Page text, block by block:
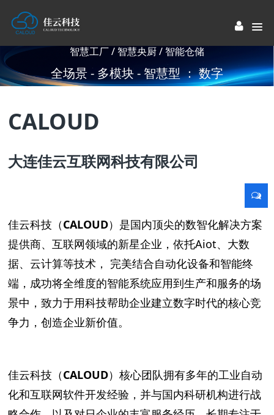
智慧工厂 / 智慧央厨 / 智能仓储
全场景 - 多模块 - 智慧型 ： 数字
CALOUD
大连佳云互联网科技有限公司
佳云科技（CALOUD）是国内顶尖的数智化解决方案
提供商、互联网领域的新星企业，依托Aiot、大数
据、云计算等技术， 完美结合自动化设备和智能终
端，成功将全维度的智能系统应用到生产和服务的场
景中，致力于用科技帮助企业建立数字时代的核心竞
争力，创造企业新价值。
佳云科技（CALOUD）核心团队拥有多年的工业自动
化和互联网软件开发经验，并与国内科研机构进行战